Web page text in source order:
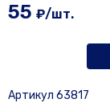
55 ₽/шт.
Артикул 63817